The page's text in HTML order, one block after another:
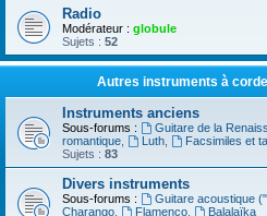
Radio
Modérateur : globule
Sujets : 52
Autres instruments à
Instruments anciens
Sous-forums : Guitare de la
romantique
Luth,
Facsimiles et
Sujets : 83
Divers instruments
Sous-forums : Guitare acoustique
Charango
Flamenco,
Balalaïka